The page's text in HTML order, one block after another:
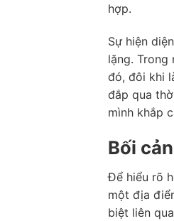
hợp.
Sự hiện
lặng. Trong
đó, đôi khi
đắp qua
mình khắp
Bối
Để hiểu rõ
một địa
biệt liên